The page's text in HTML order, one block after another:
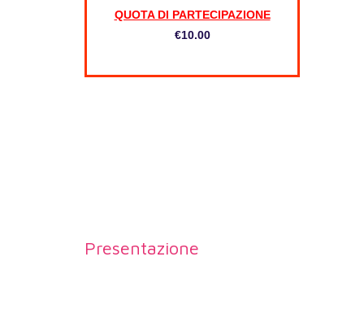
QUOTA DI PARTECIPAZIONE
€10.00
Presentazione